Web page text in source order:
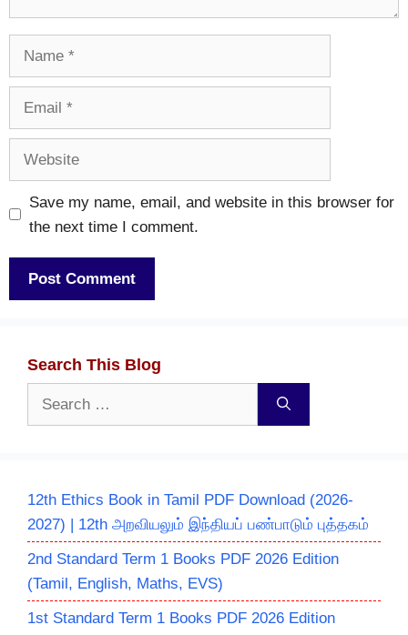
Save my name, email, and website in this browser for
the next time I comment.
Search This Blog
Search
12th Ethics Book in Tamil PDF Download (2026-
2027) | 12th அறவியலும் இந்தியப் பண்பாடும் புத்தகம்
2nd Standard Term 1 Books PDF 2026 Edition
(Tamil, English, Maths, EVS)
1st Standard Term 1 Books PDF 2026 Edition